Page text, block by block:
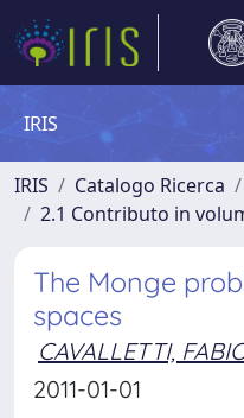
IRIS
IRIS Catalogo Ricerca
2.1 Contributo in
The Monge
spaces
CAVALLETTI,
2011-01-01